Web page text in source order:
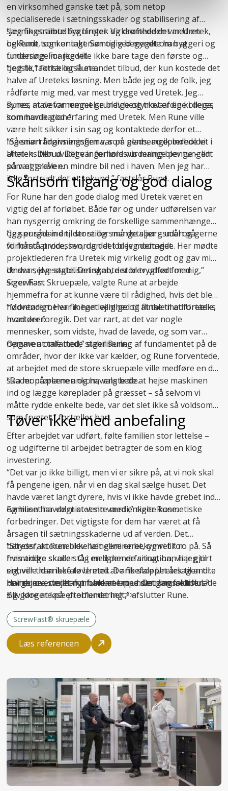
en virksomhed ganske tæt på, som netop
specialiserede isætningsskaderog stabilisering af
sætningsramte bygninger. Virksomheden var Uretek,
og Rune tog kontakt. Samtidig begyndte han at
undersøge markedet.
“Jeg fik et tilbud fra Uretek og drøftede det med en
bekendt, som er ingeniør og ved meget om byggeri og
fundering. For jeg ville ikke bare tage den første og
bedste,” fortæller Rune.
“Jeg fik faktisk også et andet tilbud, der kun kostede det
halve af Ureteks løsning. Men både jeg og de folk, jeg
rådførte mig med, var mest trygge ved Uretek. Jeg
synes, at de var meget grundige og troværdige i deres
kommunikation.”
Runes mavefornemmelse blev bestyrket af en kollega,
som havde god erfaring med Uretek. Men Rune ville
være helt sikker i sin sag og kontaktede derfor et
ingeniørrådgivningsfirma, som gennemgik indholdet i
aftalen. Den uvildige ingeniørs vurdering blev tungen
på vægtskålen.
“Så snart finansieringen var på plads, accepterede vi
Ureteks tilbud. Det var forholdsvis mange penge – lidt
som at grave en mindre bil ned i haven. Men jeg har
ikke fortrudt det et sekund,” fastslår Rune.
Skånsom tilgang og god dialog
For Rune har den gode dialog med Uretek været en
vigtig del af forløbet. Både før og under udførelsen var
han nysgerrig omkring de forskellige sammenhænge
og spurgte ind til store og små detaljer – uden på
forhånd at vide, hvordan det blev modtaget.
“Jeg er sådan én, der stiller mange spørgsmål og gerne
vil forstå processen, og det lod jeg dem vide. Her mødte
projektlederen fra Uretek mig virkelig godt og gav mig
de svar, jeg søgte. Det skabte stor tryghed for mig,”
siger han.
Under selve stabiliseringen, der blev udført med
ScrewFast Skruepæle, valgte Rune at arbejde
hjemmefra for at kunne være til rådighed, hvis det blev
nødvendigt. Her fik han lejlighed til at tale med Ureteks
montører:
“Montørerne var meget venlige og flinke til at fortælle,
hvad der foregik. Det var rart, at det var nogle
mennesker, som vidste, hvad de lavede, og som var
nemme at tale med,” siger Rune.
Opgaven omfattedestabilisering af fundamentet på de
områder, hvor der ikke var kælder, og Rune forventede,
at arbejdet med de store skruepæle ville medføre en del
skader på plænen og havens bede.
“Da montørerne ankom, valgte de at hejse maskinen
ind og lægge køreplader på græsset – så selvom vi
måtte rydde enkelte bede, var det slet ikke så voldsomt
som frygtet,” fortæller han.
Tøver ikke med anbefaling
Efter arbejdet var udført, følte familien stor lettelse –
og udgifterne til arbejdet betragter de som en klog
investering.
“Det var jo ikke billigt, men vi er sikre på, at vi nok skal
få pengene igen, når vi en dag skal sælge huset. Det
havde været langt dyrere, hvis vi ikke havde grebet ind
og huset havde mistet sin værdi,” siger Rune.
Familien har valgt at vente med enkelte kosmetiske
forbedringer. Det vigtigste for dem har været at få
årsagen til sætningsskaderne ud af verden. Det
betyder, at Rune ikke længere er bekymret for
fremtidige skader. Og med den erfaring, han har gjort
sig, ville han ikke tøve med at anbefale Uretek til andre
boligejere, der har problemer med sætningsskader.
“Stressfaktoren blev helt elimineret, og vi fik ro på. Så
hvis andre skulle stå i en lignende situation, vil jeg til
enhver tid anbefale Uretek. De fik stoppet årsagen til
revnerne i stedet for bare at lappe. Detkanfaktisk lade
sig gøre at løse problemet helt,” afslutter Rune.
Har du overvejet nyt fundament under gammelt hus?
Bliv klogere påefterfundering >>
ScrewFast® skruepæle
Læs referencen